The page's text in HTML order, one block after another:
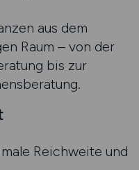
aus dem
Raum – von der
bis zur
Reichweite und